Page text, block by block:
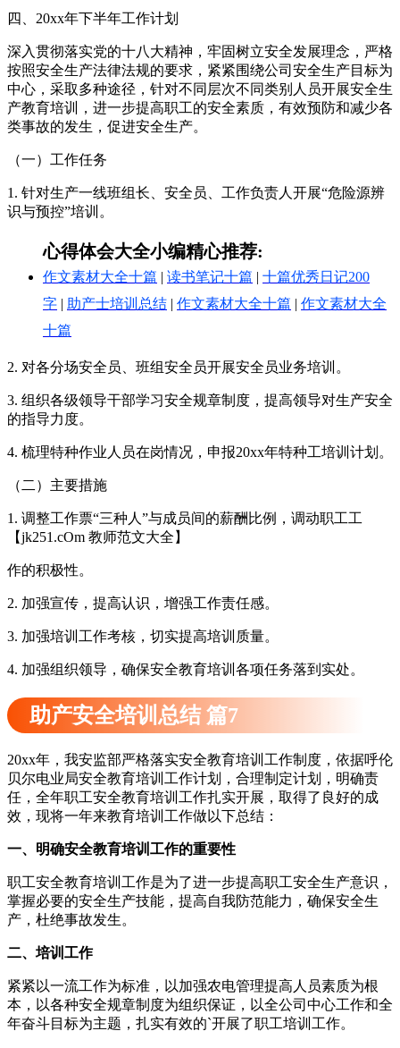
四、20xx年下半年工作计划
深入贯彻落实党的十八大精神，牢固树立安全发展理念，严格
按照安全生产法律法规的要求，紧紧围绕公司安全生产目标为
中心，采取多种途径，针对不同层次不同类别人员开展安全生
产教育培训，进一步提高职工的安全素质，有效预防和减少各
类事故的发生，促进安全生产。
（一）工作任务
1. 针对生产一线班组长、安全员、工作负责人开展“危险源辨
识与预控”培训。
心得体会大全小编精心推荐:
作文素材大全十篇 | 读书笔记十篇 | 十篇优秀日记200
字 | 助产士培训总结 | 作文素材大全十篇 | 作文素材大全
十篇
2. 对各分场安全员、班组安全员开展安全员业务培训。
3. 组织各级领导干部学习安全规章制度，提高领导对生产安全
的指导力度。
4. 梳理特种作业人员在岗情况，申报20xx年特种工培训计划。
（二）主要措施
1. 调整工作票“三种人”与成员间的薪酬比例，调动职工工
【jk251.cOm 教师范文大全】
作的积极性。
2. 加强宣传，提高认识，增强工作责任感。
3. 加强培训工作考核，切实提高培训质量。
4. 加强组织领导，确保安全教育培训各项任务落到实处。
助产安全培训总结 篇7
20xx年，我安监部严格落实安全教育培训工作制度，依据呼伦
贝尔电业局安全教育培训工作计划，合理制定计划，明确责
任，全年职工安全教育培训工作扎实开展，取得了良好的成
效，现将一年来教育培训工作做以下总结：
一、明确安全教育培训工作的重要性
职工安全教育培训工作是为了进一步提高职工安全生产意识，
掌握必要的安全生产技能，提高自我防范能力，确保安全生
产，杜绝事故发生。
二、培训工作
紧紧以一流工作为标准，以加强农电管理提高人员素质为根
本，以各种安全规章制度为组织保证，以全公司中心工作和全
年奋斗目标为主题，扎实有效的`开展了职工培训工作。